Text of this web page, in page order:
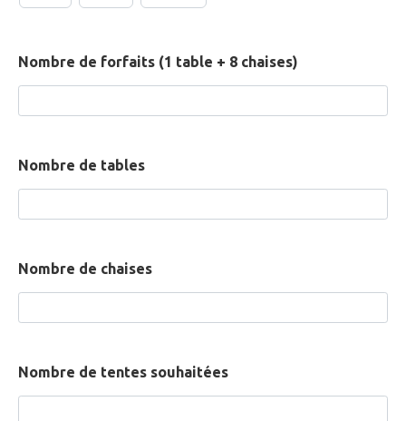
Nombre de forfaits (1 table + 8 chaises)
Nombre de tables
Nombre de chaises
Nombre de tentes souhaitées